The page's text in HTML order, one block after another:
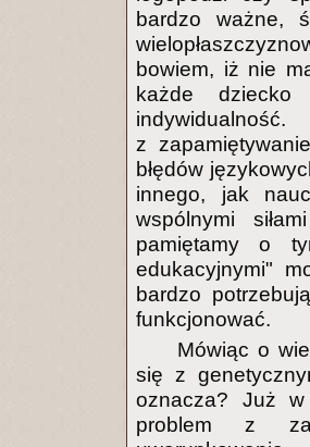
bardzo ważne,
bowiem, iż nie
każde
z
błędów
innego, jak
wspólnymi
pamiętamy o
edukacyjnymi"
bardzo
funkcjonować.
Mówiąc o
się z
oznacza? Już
problem z